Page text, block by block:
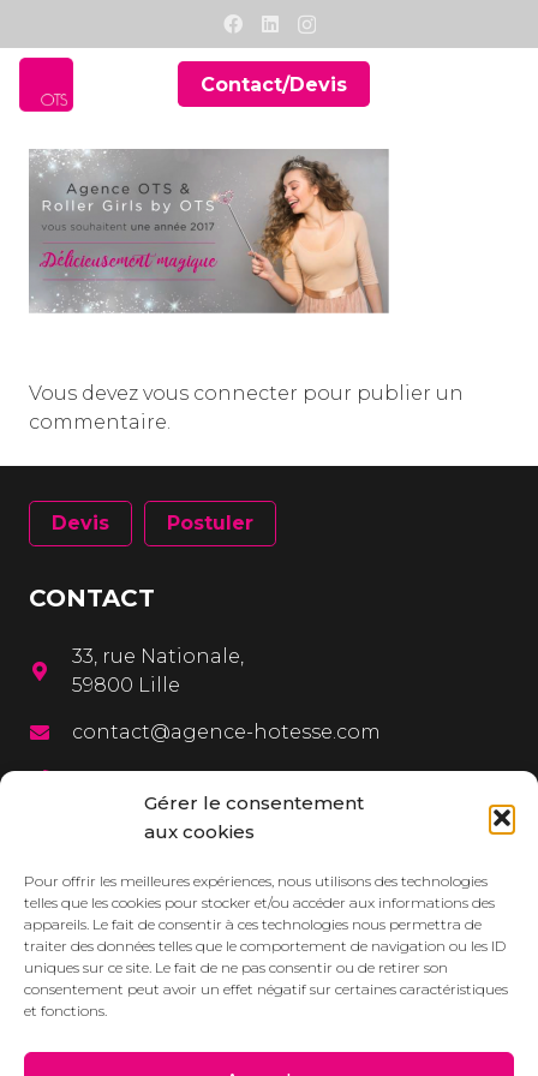
Gérer le consentement
aux cookies
Pour offrir les meilleures expériences, nous utilisons des technologies
telles que les cookies pour stocker et/ou accéder aux informations des
appareils. Le fait de consentir à ces technologies nous permettra de
traiter des données telles que le comportement de navigation ou les ID
uniques sur ce site. Le fait de ne pas consentir ou de retirer son
consentement peut avoir un effet négatif sur certaines caractéristiques
et fonctions.
Contact/Devis
Vous devez vous connecter pour publier un
commentaire.
Devis Postuler
CONTACT
33, rue Nationale,
59800 Lille
contact@agence-hotesse.com
03 20 12 72 65
06 67 92 99 72
MENU
L’agence
Services
Dressbook
Réalisations